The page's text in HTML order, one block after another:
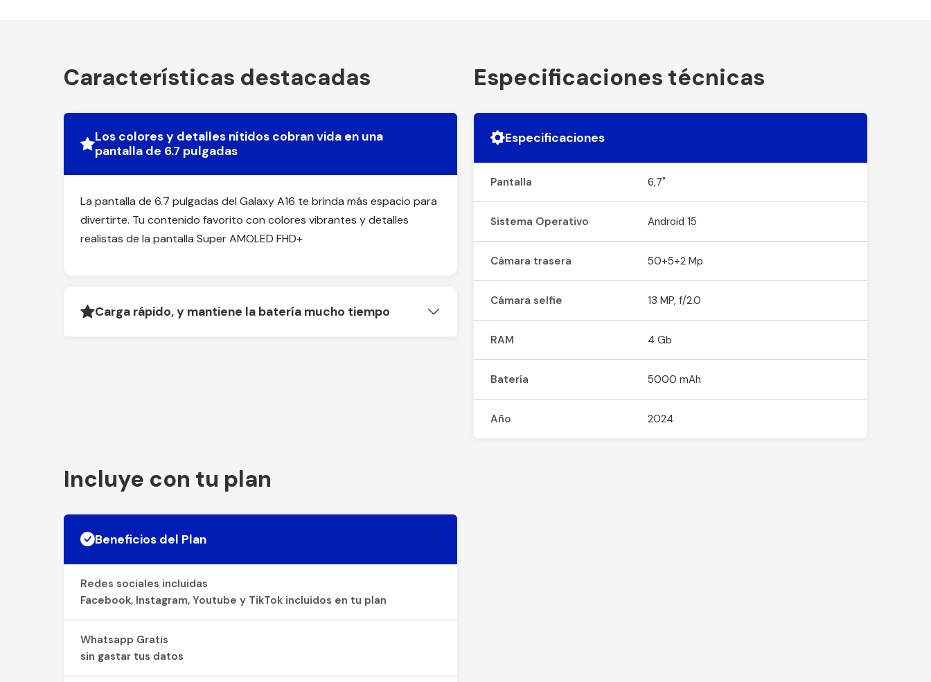
Características destacadas
Los colores y detalles nítidos cobran vida en una
pantalla de 6.7 pulgadas
La pantalla de 6.7 pulgadas del Galaxy A16 te brinda más espacio para
divertirte. Tu contenido favorito con colores vibrantes y detalles
realistas de la pantalla Super AMOLED FHD+
Carga rápido, y mantiene la batería mucho tiempo
Especificaciones técnicas
Especificaciones
Pantalla 6,7"
Sistema Operativo Android 15
Cámara trasera 50+5+2 Mp
Cámara selfie 13 MP, f/2.0
RAM 4 Gb
Batería 5000 mAh
Año 2024
Incluye con tu plan
Beneficios del Plan
Redes sociales incluidas
Facebook, Instagram, Youtube y TikTok incluidos en tu plan
Whatsapp Gratis
sin gastar tus datos